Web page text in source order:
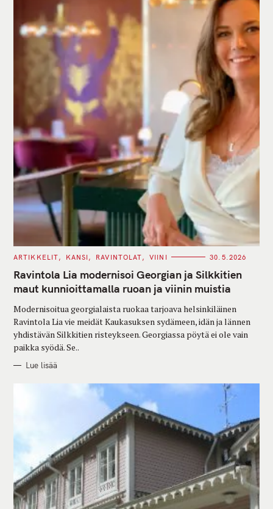
C
T
E
G
O
I
E
S
ARTIKKELIT KANSI RAVINTOLAT VIINI 30.5.2026
Ravintola Lia modernisoi Georgian ja Silkkitien
maut kunnioittamalla ruoan ja viinin muistia
Modernisoitua georgialaista ruokaa tarjoava helsinkiläinen
Ravintola Lia vie meidät Kaukasuksen sydämeen, idän ja lännen
yhdistävän Silkkitien risteykseen. Georgiassa pöytä ei ole vain
paikka syödä. Se..
Lue lisää